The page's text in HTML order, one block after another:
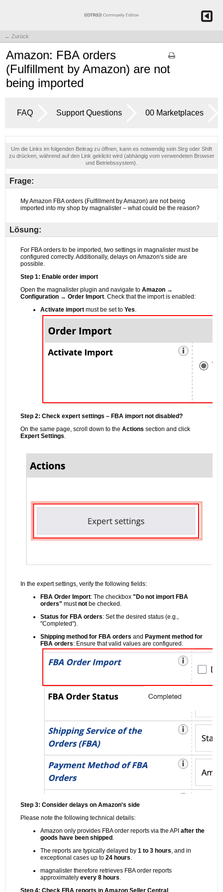
← Zurück
Amazon: FBA orders
(Fulfillment by Amazon) are not
being imported
FAQ Support Questions 00 Marketplaces
Um die Links im folgenden Beitrag zu öffnen, kann es notwendig sein Strg oder Shift
zu drücken, während auf den Link geklickt wird (abhängig vom verwendeten Browser
und Betriebssystem).
Frage:
Lösung: